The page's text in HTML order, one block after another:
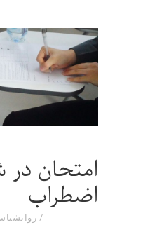
امتحان
اضطراب